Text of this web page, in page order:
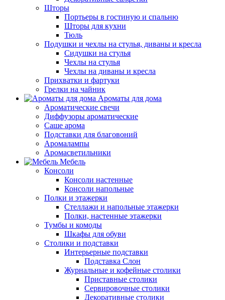
Шторы
Портьеры в гостиную и спальню
Шторы для кухни
Тюль
Подушки и чехлы на стулья, диваны и кресла
Сидушки на стулья
Чехлы на стулья
Чехлы на диваны и кресла
Прихватки и фартуки
Грелки на чайник
Ароматы для дома
Ароматические свечи
Диффузоры ароматические
Саше арома
Подставки для благовоний
Аромалампы
Аромасветильники
Мебель
Консоли
Консоли настенные
Консоли напольные
Полки и этажерки
Стеллажи и напольные этажерки
Полки, настенные этажерки
Тумбы и комоды
Шкафы для обуви
Столики и подставки
Интерьерные подставки
Подставка Слон
Журнальные и кофейные столики
Приставные столики
Сервировочные столики
Декоративные столики